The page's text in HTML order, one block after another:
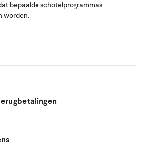
bepaalde schotelprogrammas
worden.